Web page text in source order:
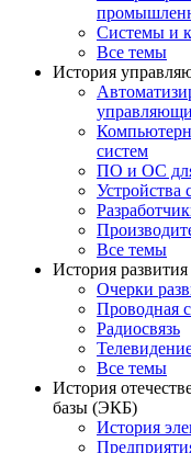
Системы и
Все темы
История
систем
ПО и ОС для
Устройства
Все темы
История развития
Очерки
Проводная
Радиосвязь
Все темы
История
базы (ЭКБ)
История